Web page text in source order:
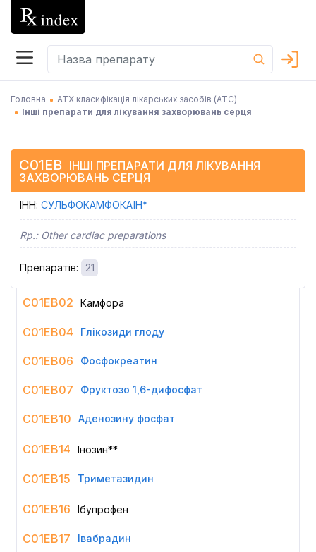
Головна
АТХ класифікація лікарських засобів (АТC)
Інші препарати для лікування захворювань серця
C01EB ІНШІ ПРЕПАРАТИ ДЛЯ ЛІКУВАННЯ
ЗАХВОРЮВАНЬ СЕРЦЯ
ІНН: СУЛЬФОКАМФОКАЇН*
Rp.: Other cardiac preparations
Препаратів: 21
C01EB02 Камфора
C01EB04 Глікозиди глоду
C01EB06 Фосфокреатин
C01EB07 Фруктозо 1,6-дифосфат
C01EB10 Аденозину фосфат
C01EB14 Інозин**
C01EB15 Триметазидин
C01EB16 Ібупрофен
C01EB17 Івабрадин